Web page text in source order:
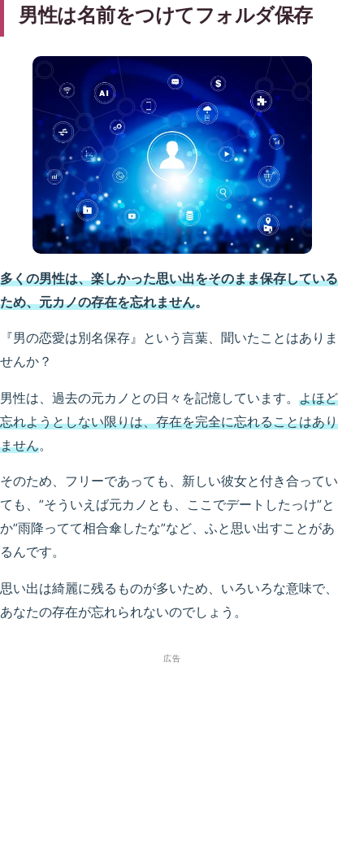
男性は名前をつけてフォルダ保存
多くの男性は、楽しかった思い出をそのまま保存している
ため、元カノの存在を忘れません。
『男の恋愛は別名保存』という言葉、聞いたことはありま
せんか？
男性は、過去の元カノとの日々を記憶しています。 よほど
忘れようとしない限りは、存在を完全に忘れることはあり
ません。
そのため、フリーであっても、新しい彼女と付き合ってい
ても、”そういえば元カノとも、ここでデートしたっけ”と
か”雨降ってて相合傘したな”など、ふと思い出すことがあ
るんです。
思い出は綺麗に残るものが多いため、いろいろな意味で、
あなたの存在が忘れられないのでしょう。
広告